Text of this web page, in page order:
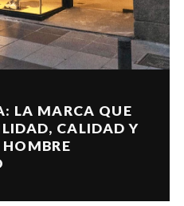
LA MARCA QUE
CALIDAD Y
HOMBRE